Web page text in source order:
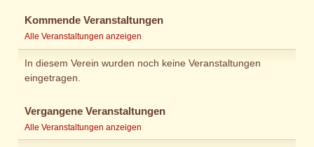
Kommende Veranstaltungen
Alle Veranstaltungen anzeigen
In diesem Verein wurden noch keine Veranstaltungen
eingetragen.
Vergangene Veranstaltungen
Alle Veranstaltungen anzeigen